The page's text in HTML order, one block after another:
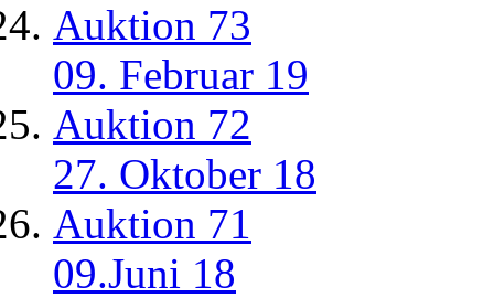
Auktion 73
09. Februar 19
Auktion 72
27. Oktober 18
Auktion 71
09.Juni 18